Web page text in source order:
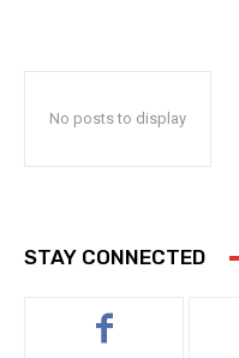
No posts to display
STAY CONNECTED